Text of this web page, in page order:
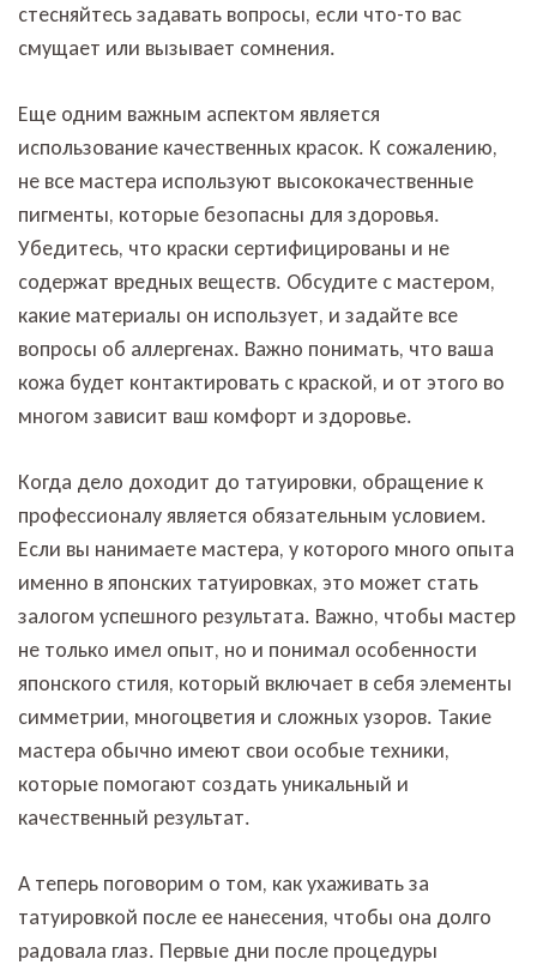
стесняйтесь задавать вопросы, если что-то вас
смущает или вызывает сомнения.
Еще одним важным аспектом является
использование качественных красок. К сожалению,
не все мастера используют высококачественные
пигменты, которые безопасны для здоровья.
Убедитесь, что краски сертифицированы и не
содержат вредных веществ. Обсудите с мастером,
какие материалы он использует, и задайте все
вопросы об аллергенах. Важно понимать, что ваша
кожа будет контактировать с краской, и от этого во
многом зависит ваш комфорт и здоровье.
Когда дело доходит до татуировки, обращение к
профессионалу является обязательным условием.
Если вы нанимаете мастера, у которого много опыта
именно в японских татуировках, это может стать
залогом успешного результата. Важно, чтобы мастер
не только имел опыт, но и понимал особенности
японского стиля, который включает в себя элементы
симметрии, многоцветия и сложных узоров. Такие
мастера обычно имеют свои особые техники,
которые помогают создать уникальный и
качественный результат.
А теперь поговорим о том, как ухаживать за
татуировкой после ее нанесения, чтобы она долго
радовала глаз. Первые дни после процедуры